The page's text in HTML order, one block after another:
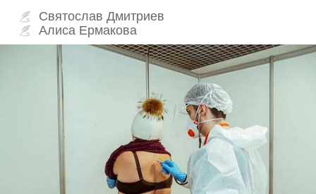
Святослав Дмитриев
Алиса Ермакова